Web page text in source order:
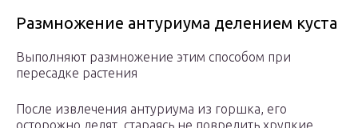
Размножение антуриума делением куста
Выполняют размножение этим способом при
пересадке растения
После извлечения антуриума из горшка, его
осторожно делят, стараясь не повредить хрупкие,